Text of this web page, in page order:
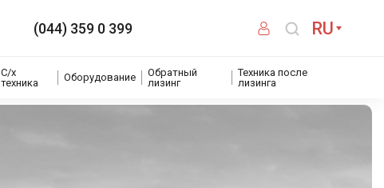
(044) 359 0 399 RU
С/х
техника
Оборудование
Обратный
лизинг
Техника после
лизинга